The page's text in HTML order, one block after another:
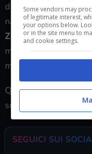
diventa melliflua,
nascono videogiochi
Zelda: Breath Of
melodie in specifici
music il resto del
Questo e molto altro
sopracitato, non
SEGUICI SUI
Some vendors may
of legitimate interest,
your options below.
or in the site menu to
and cookie settings.